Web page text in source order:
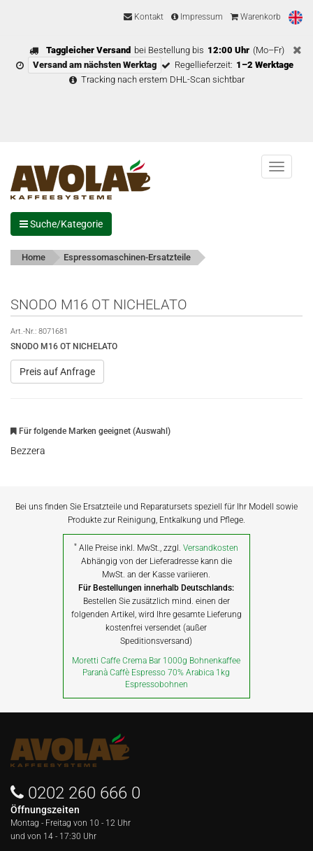
Kontakt Impressum Warenkorb
Taggleicher Versand bei Bestellung bis 12:00 Uhr (Mo–Fr)
Versand am nächsten Werktag
Regellieferzeit: 1–2 Werktage
Tracking nach erstem DHL-Scan sichtbar
Menu
Suche/Kategorie
Home Espressomaschinen-Ersatzteile
SNODO M16 OT NICHELATO
Art.-Nr.: 8071681
SNODO M16 OT NICHELATO
Preis auf Anfrage
Für folgende Marken geeignet (Auswahl)
Bezzera
Bei uns finden Sie Ersatzteile und Reparatursets speziell für Ihr Modell sowie
Produkte zur Reinigung, Entkalkung und Pflege.
* Alle Preise inkl. MwSt., zzgl.Versandkosten
Abhängig von der Lieferadresse kann die
MwSt. an der Kasse variieren.
Für Bestellungen innerhalb Deutschlands:
Bestellen Sie zusätzlich mind. einen der
folgenden Artikel, wird Ihre gesamte Lieferung
kostenfrei versendet (außer
Speditionsversand)
Moretti Caffe Crema Bar 1000g Bohnenkaffee
Paranà Caffè Espresso 70% Arabica 1kg
Espressobohnen
0202 260 666 0
Öffnungszeiten
Montag - Freitag von 10 - 12 Uhr
und von 14 - 17:30 Uhr